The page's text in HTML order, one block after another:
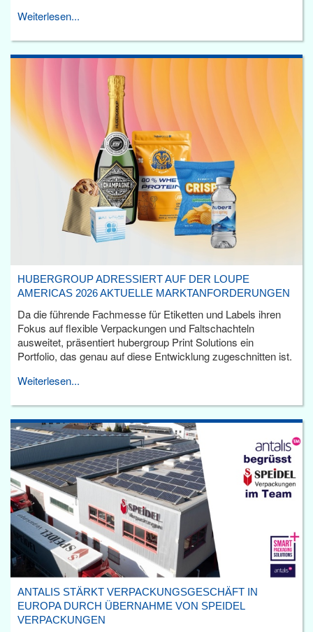
Weiterlesen...
HUBERGROUP ADRESSIERT AUF DER LOUPE
AMERICAS 2026 AKTUELLE MARKTANFORDERUNGEN
Da die führende Fachmesse für Etiketten und Labels ihren
Fokus auf flexible Verpackungen und Faltschachteln
ausweitet, präsentiert hubergroup Print Solutions ein
Portfolio, das genau auf diese Entwicklung zugeschnitten ist.
Weiterlesen...
ANTALIS STÄRKT VERPACKUNGSGESCHÄFT IN
EUROPA DURCH ÜBERNAHME VON SPEIDEL
VERPACKUNGEN